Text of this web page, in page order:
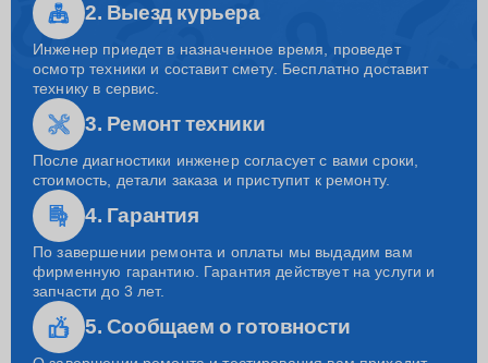
2. Выезд курьера
Инженер приедет в назначенное время, проведет
осмотр техники и составит смету. Бесплатно доставит
технику в сервис.
3. Ремонт техники
После диагностики инженер согласует с вами сроки,
стоимость, детали заказа и приступит к ремонту.
4. Гарантия
По завершении ремонта и оплаты мы выдадим вам
фирменную гарантию. Гарантия действует на услуги и
запчасти до 3 лет.
5. Сообщаем о готовности